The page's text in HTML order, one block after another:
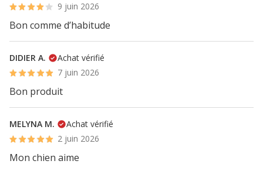
9 juin 2026
Bon comme d’habitude
DIDIER A.
Achat vérifié
7 juin 2026
Bon produit
MELYNA M.
Achat vérifié
2 juin 2026
Mon chien aime